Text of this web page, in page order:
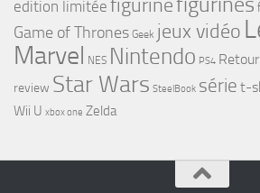
edition limitée figurine
Game of Thrones Geek jeux vidéo
Marvel NES Nintendo PS4
review Star Wars SteelBook série t-
Wii U xbox one Zelda